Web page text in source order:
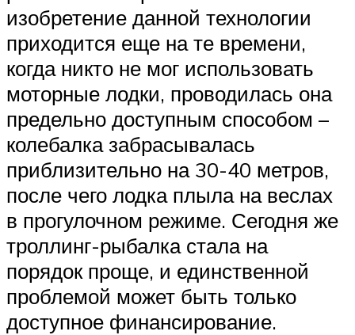
изобретение данной технологии
приходится еще на те времени,
когда никто не мог использовать
моторные лодки, проводилась она
предельно доступным способом –
колебалка забрасывалась
приблизительно на 30-40 метров,
после чего лодка плыла на веслах
в прогулочном режиме. Сегодня же
троллинг-рыбалка стала на
порядок проще, и единственной
проблемой может быть только
доступное финансирование.